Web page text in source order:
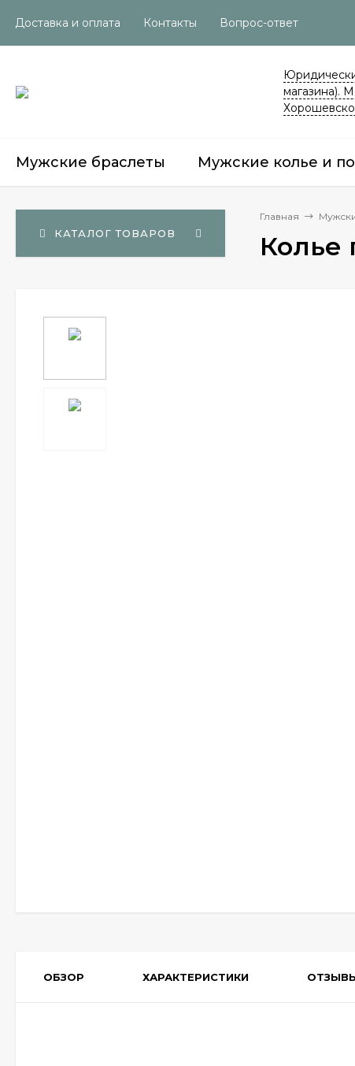
Доставка и оплата Контакты Вопрос-ответ
магазина).
Мужские браслеты Мужские колье и
КАТАЛОГ ТОВАРОВ
Главная
Колье
ОБЗОР ХАРАКТЕРИСТИКИ